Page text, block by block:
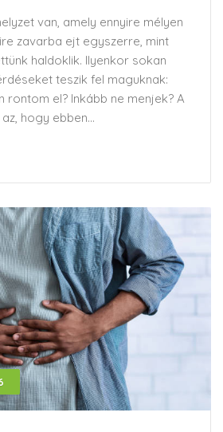
van, amely ennyire mélyen
zavarba ejt egyszerre, mint
haldoklik. Ilyenkor sokan
teszik fel maguknak:
rontom el? Inkább ne menjek? A
hogy ebben...